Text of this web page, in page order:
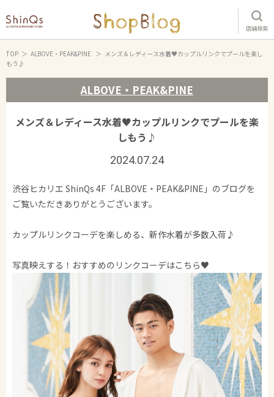
店舗検索
TOP ALBOVE・PEAK&PINE
メンズ＆レディース水着♥カップルリンクでプールを楽し
もう♪
ALBOVE・PEAK&PINE
メンズ＆レディース水着♥カップルリンクでプールを楽
しもう♪
2024.07.24
渋谷ヒカリエ ShinQs 4F「ALBOVE・PEAK&PINE」のブログを
ご覧いただきありがとうございます。
カップルリンクコーデを楽しめる、新作水着が多数入荷♪
写真映えする！おすすめのリンクコーデはこちら♥